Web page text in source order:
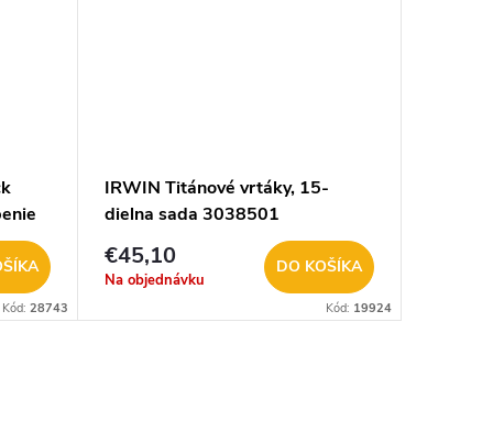
Kód: 28743
IRWIN Titánové vrtáky, 15-
dielna sada 3038501
€45,10
Na objednávku
DO KOŠÍKA
Kód: 19924